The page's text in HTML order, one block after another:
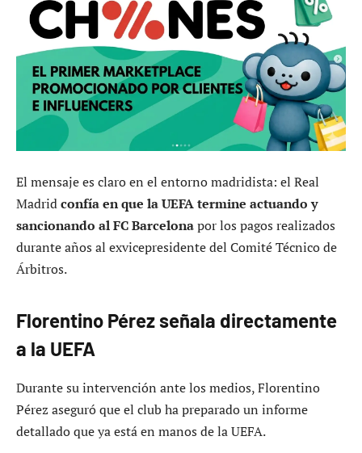
El mensaje es claro en el entorno madridista: el Real
Madridconfía en que la UEFA termine actuando y
sancionando al FC Barcelonapor los pagos realizados
durante años al exvicepresidente del Comité Técnico de
Árbitros.
Florentino Pérez señala directamente
a la UEFA
Durante su intervención ante los medios, Florentino
Pérez aseguró que el club ha preparado un informe
detallado que ya está en manos de la UEFA.